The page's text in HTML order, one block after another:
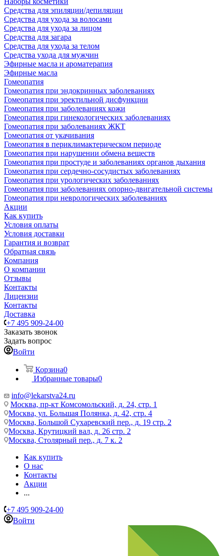
Средства для эпиляции/депиляции
Средства для ухода за волосами
Средства для ухода за лицом
Средства для загара
Средства для ухода за телом
Средства ухода для мужчин
Эфирные масла и ароматерапия
Эфирные масла
Гомеопатия
Гомеопатия при эндокринных заболеваниях
Гомеопатия при эректильной дисфункции
Гомеопатия при заболеваниях кожи
Гомеопатия при гинекологических заболеваниях
Гомеопатия при заболеваниях ЖКТ
Гомеопатия от укачивания
Гомеопатия в периклимактерическом периоде
Гомеопатия при нарушении обмена веществ
Гомеопатия при простуде и заболеваниях органов дыхания
Гомеопатия при сердечно-сосудистых заболеваниях
Гомеопатия при урологических заболеваниях
Гомеопатия при заболеваниях опорно-двигательной системы
Гомеопатия при неврологических заболеваниях
Акции
Как купить
Условия оплаты
Условия доставки
Гарантия и возврат
Обратная связь
Компания
О компании
Отзывы
Контакты
Лицензии
Контакты
Доставка
+7 495 909-24-00
Заказать звонок
Задать вопрос
Войти
Корзина0
Избранные товары0
info@lekarstva24.ru
Москва, пр-кт Комсомольский, д. 24, стр. 1
Москва, ул. Большая Полянка, д. 42, стр. 4
Москва, Большой Сухаревский пер., д. 19 стр. 2
Москва, Крутицкий вал, д. 26 стр. 2
Москва, Столярный пер., д. 7 к. 2
Как купить
О нас
Контакты
Акции
...
+7 495 909-24-00
Войти